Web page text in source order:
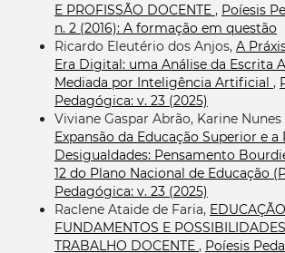
E PROFISSÃO DOCENTE , Poíesis
n. 2 (2016): A formação em questão
Ricardo Eleutério dos Anjos, A
Era Digital: uma Análise da Escrita
Mediada por Inteligência Artificial ,
Pedagógica: v. 23 (2025)
Viviane Gaspar Abrão, Karine Nunes
Expansão da Educação Superior e
Desigualdades: Pensamento
12 do Plano Nacional de Educação
Pedagógica: v. 23 (2025)
Raclene Ataide de Faria,
FUNDAMENTOS E
TRABALHO DOCENTE , Poíesis